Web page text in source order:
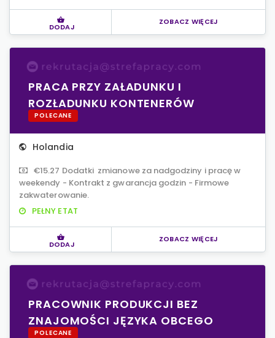
DODAJ
ZOBACZ WIĘCEJ
PRACA PRZY ZAŁADUNKU I
ROZŁADUNKU KONTENERÓW
POLECANE
Holandia
€15.27 Dodatki zmianowe za nadgodziny i pracę w
weekendy - Kontrakt z gwarancja godzin - Firmowe
zakwaterowanie.
PEŁNY ETAT
DODAJ
ZOBACZ WIĘCEJ
PRACOWNIK PRODUKCJI BEZ
ZNAJOMOŚCI JĘZYKA OBCEGO
POLECANE